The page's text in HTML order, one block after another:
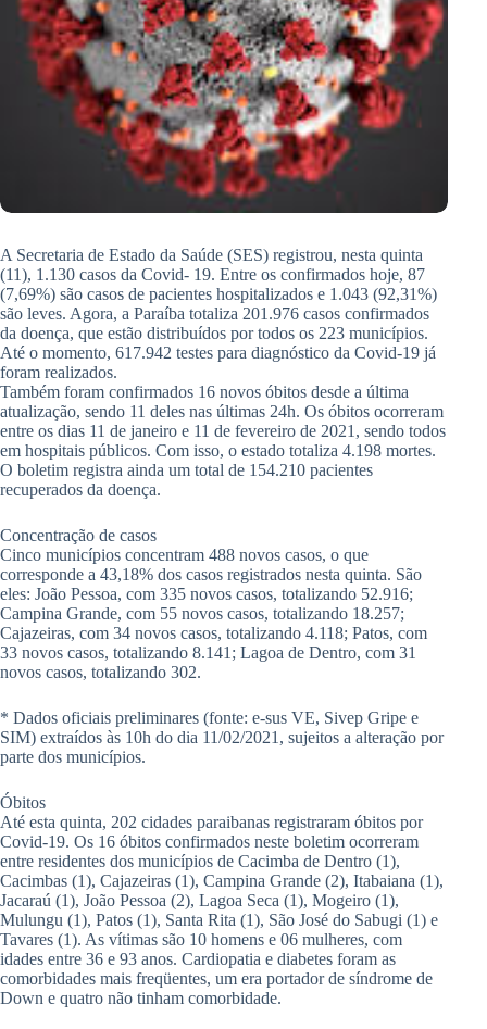
A Secretaria de Estado da Saúde (SES) registrou, nesta quinta
(11), 1.130 casos da Covid- 19. Entre os confirmados hoje, 87
(7,69%) são casos de pacientes hospitalizados e 1.043 (92,31%)
são leves. Agora, a Paraíba totaliza 201.976 casos confirmados
da doença, que estão distribuídos por todos os 223 municípios.
Até o momento, 617.942 testes para diagnóstico da Covid-19 já
foram realizados.
Também foram confirmados 16 novos óbitos desde a última
atualização, sendo 11 deles nas últimas 24h. Os óbitos ocorreram
entre os dias 11 de janeiro e 11 de fevereiro de 2021, sendo todos
em hospitais públicos. Com isso, o estado totaliza 4.198 mortes.
O boletim registra ainda um total de 154.210 pacientes
recuperados da doença.
Concentração de casos
Cinco municípios concentram 488 novos casos, o que
corresponde a 43,18% dos casos registrados nesta quinta. São
eles: João Pessoa, com 335 novos casos, totalizando 52.916;
Campina Grande, com 55 novos casos, totalizando 18.257;
Cajazeiras, com 34 novos casos, totalizando 4.118; Patos, com
33 novos casos, totalizando 8.141; Lagoa de Dentro, com 31
novos casos, totalizando 302.
* Dados oficiais preliminares (fonte: e-sus VE, Sivep Gripe e
SIM) extraídos às 10h do dia 11/02/2021, sujeitos a alteração por
parte dos municípios.
Óbitos
Até esta quinta, 202 cidades paraibanas registraram óbitos por
Covid-19. Os 16 óbitos confirmados neste boletim ocorreram
entre residentes dos municípios de Cacimba de Dentro (1),
Cacimbas (1), Cajazeiras (1), Campina Grande (2), Itabaiana (1),
Jacaraú (1), João Pessoa (2), Lagoa Seca (1), Mogeiro (1),
Mulungu (1), Patos (1), Santa Rita (1), São José do Sabugi (1) e
Tavares (1). As vítimas são 10 homens e 06 mulheres, com
idades entre 36 e 93 anos. Cardiopatia e diabetes foram as
comorbidades mais freqüentes, um era portador de síndrome de
Down e quatro não tinham comorbidade.